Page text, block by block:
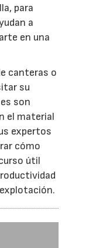
para
a
en una
canteras o
su
son
el material
expertos
cómo
útil